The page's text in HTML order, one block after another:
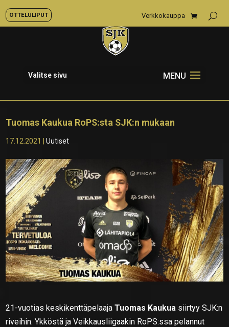
OTTELULIPUT Verkkokauppa
Valitse sivu
Tuomas Kaukua RoPS:sta SJK:n mukaan
17.12.2021 |Uutiset
21-vuotias keskikenttäpelaajaTuomas Kaukua siirtyy SJK:n
riveihin. Ykköstä ja Veikkausliigaakin RoPS:ssa pelannut